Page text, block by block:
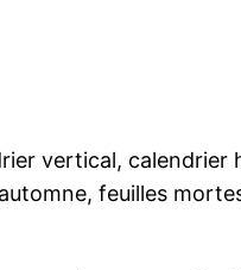
vertical, calendrier
feuilles